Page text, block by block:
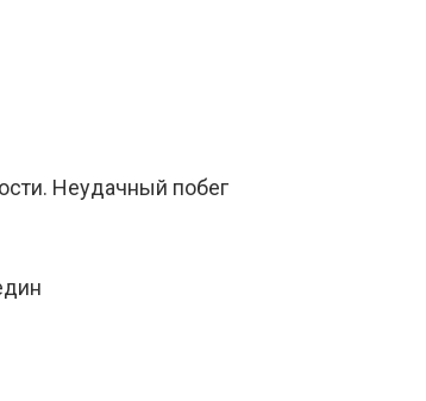
Неудачный побег